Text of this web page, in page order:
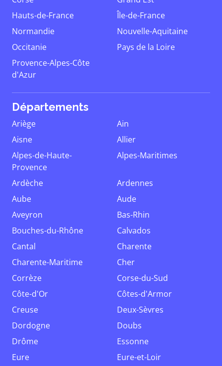
Hauts-de-France
Île-de-France
Normandie
Nouvelle-Aquitaine
Occitanie
Pays de la Loire
Provence-Alpes-Côte
d'Azur
Départements
Ariège
Ain
Aisne
Allier
Alpes-de-Haute-
Provence
Alpes-Maritimes
Ardèche
Ardennes
Aube
Aude
Aveyron
Bas-Rhin
Bouches-du-Rhône
Calvados
Cantal
Charente
Charente-Maritime
Cher
Corrèze
Corse-du-Sud
Côte-d'Or
Côtes-d'Armor
Creuse
Deux-Sèvres
Dordogne
Doubs
Drôme
Essonne
Eure
Eure-et-Loir